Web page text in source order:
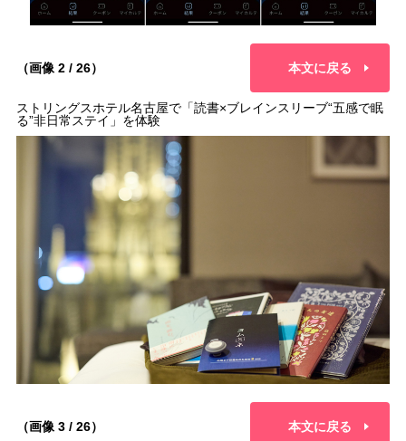
（画像 2 / 26） 本文に戻る
ストリングスホテル名古屋で「読書×ブレインスリーブ“五感で眠
る”非日常ステイ」を体験
（画像 3 / 26） 本文に戻る